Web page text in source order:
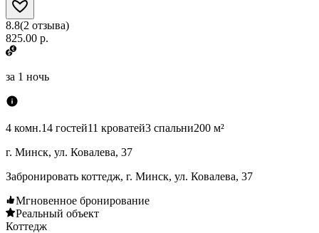
8.8(2 отзыва)
825.00 р.
за 1 ночь
4 комн.14 гостей11 кроватей3 спальни200 м²
г. Минск, ул. Ковалева, 37
Забронировать коттедж, г. Минск, ул. Ковалева, 37
Мгновенное бронирование
Реальный объект
Коттедж